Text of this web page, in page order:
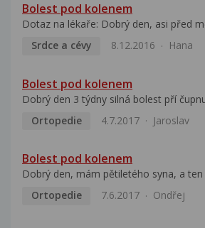
Bolest pod kolenem
Dotaz na lékaře: Dobrý den, asi před
Srdce a cévy
8.12.2016 Hana
Bolest pod kolenem
Dobrý den 3 týdny silná bolest pří
Ortopedie
4.7.2017 Jaroslav
Bolest pod kolenem
Dobrý den, mám pětiletého syna, a
Ortopedie
7.6.2017 Ondřej